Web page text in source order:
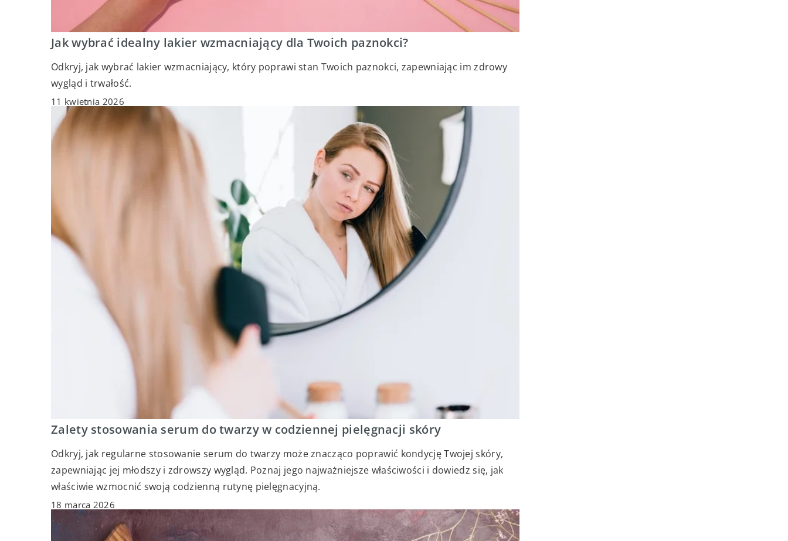
Jak wybrać idealny lakier wzmacniający dla Twoich paznokci?
Odkryj, jak wybrać lakier wzmacniający, który poprawi stan Twoich paznokci, zapewniając im zdrowy
wygląd i trwałość.
11 kwietnia 2026
Zalety stosowania serum do twarzy w codziennej pielęgnacji skóry
Odkryj, jak regularne stosowanie serum do twarzy może znacząco poprawić kondycję Twojej skóry,
zapewniając jej młodszy i zdrowszy wygląd. Poznaj jego najważniejsze właściwości i dowiedz się, jak
właściwie wzmocnić swoją codzienną rutynę pielęgnacyjną.
18 marca 2026